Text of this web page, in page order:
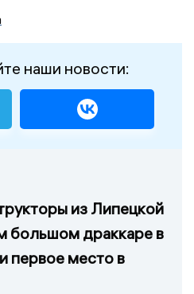
наши новости:
из Липецкой
большом драккаре в
первое место в